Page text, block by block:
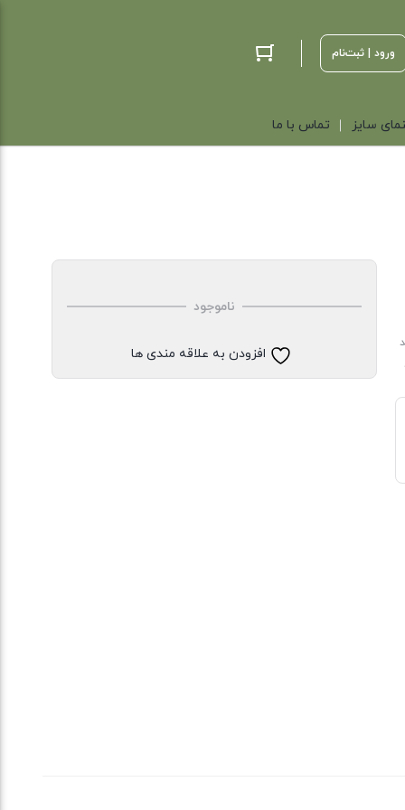
ورود | ثبت‌نام
سایز تماس با ما
ناموجود
افزودن به علاقه مندی ها